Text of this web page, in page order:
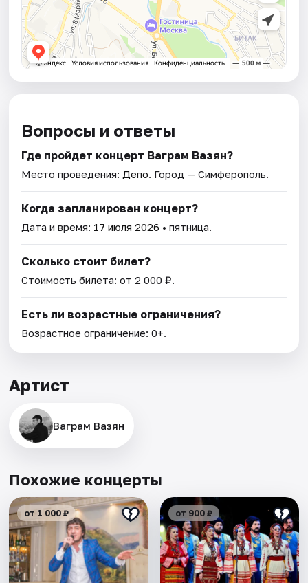
Вопросы и ответы
Где пройдет концерт Ваграм Вазян?
Место проведения: Депо. Город — Симферополь.
Когда запланирован концерт?
Дата и время: 17 июля 2026 • пятница.
Сколько стоит билет?
Стоимость билета: от 2 000 ₽.
Есть ли возрастные ограничения?
Возрастное ограничение: 0+.
Артист
Ваграм Вазян
Похожие концерты
от 1 000 ₽ от 900 ₽